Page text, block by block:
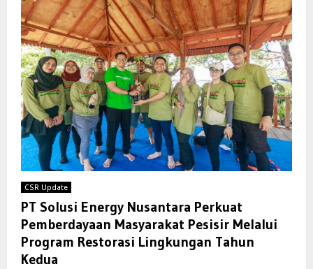
CSR Update
PT Solusi Energy Nusantara Perkuat
Pemberdayaan Masyarakat Pesisir Melalui
Program Restorasi Lingkungan Tahun
Kedua